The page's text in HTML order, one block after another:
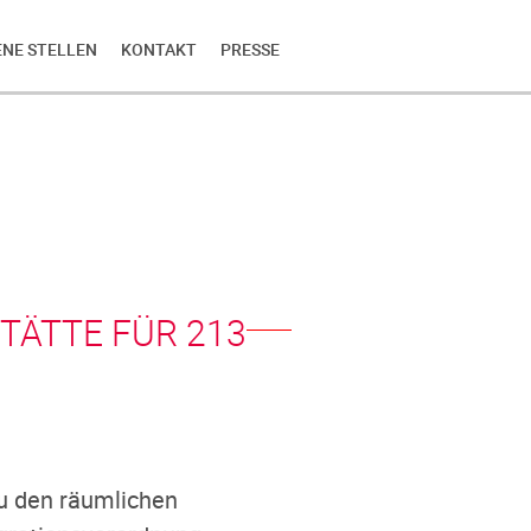
STELLEN KONTAKT PRESSE
FÜR 213
den räumlichen